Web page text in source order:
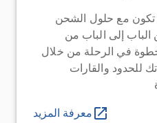
مع حلول الشحن
الباب إلى الباب من
في الرحلة من خلال
للحدود والقارات
معرفة المزيد